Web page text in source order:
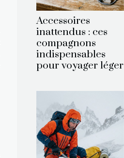
Accessoires
inattendus : ces
compagnons
indispensables
pour voyager léger